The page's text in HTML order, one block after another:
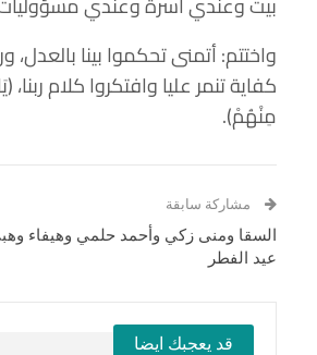
واختتم: أتمنى تحكموا بينا
كفاية تنمر عليا وافتكروا كلام
مِنْهُمْ).
مشاركة سابقة
السقا ومنى زكي وأحمد حلمي وهيفاء
عيد الفطر
قد يعجبك ايضا